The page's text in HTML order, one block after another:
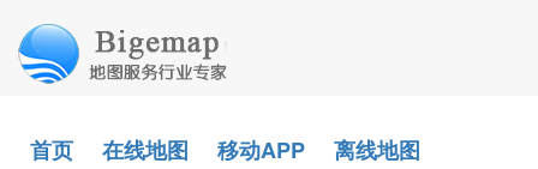
首页 在线地图 移动APP 离线地图